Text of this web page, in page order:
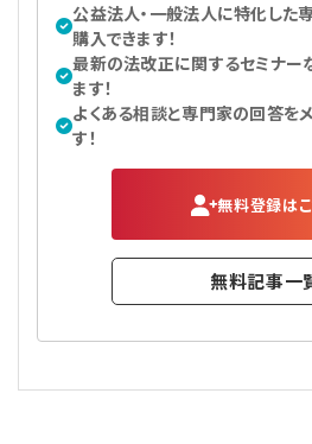
【連載】非営利法人AtoZei
【連載】労務管理の歩き方
【連載】AI活用のすすめ
【連載】IT実務一問一答
公益法人・一般法人に特化した
購入できます！
最新の法改正に関するセミナー
ます！
よくある相談と専門家の回答を
す！
無料登録はこ
無料記事一